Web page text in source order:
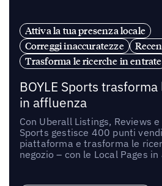
Attiva la tua presenza locale
Correggi inaccuratezze
Trasforma le ricerche in entrate
BOYLE Sports
in affluenza
Con Uberall Listings, Reviews e
Sports gestisce 400 punti
piattaforma e trasforma le
negozio – con le Local Pages in